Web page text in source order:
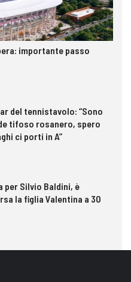
importante passo
del tennistavolo: “Sono
tifoso rosanero, spero
ci porti in A”
per Silvio Baldini, è
la figlia Valentina a 30